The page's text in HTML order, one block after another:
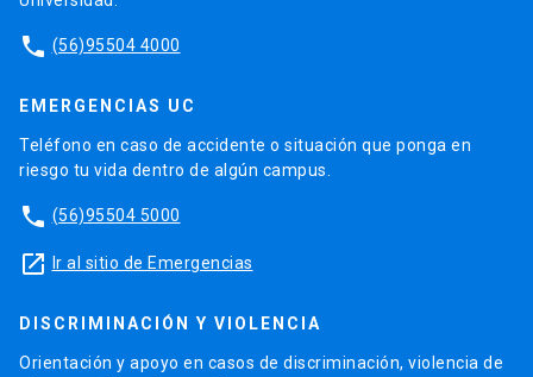
phone (56)95504 4000
EMERGENCIAS UC
Teléfono en caso de accidente o situación que ponga en
riesgo tu vida dentro de algún campus.
phone (56)95504 5000
launch Ir al sitio de Emergencias
DISCRIMINACIÓN Y VIOLENCIA
Orientación y apoyo en casos de discriminación, violencia de